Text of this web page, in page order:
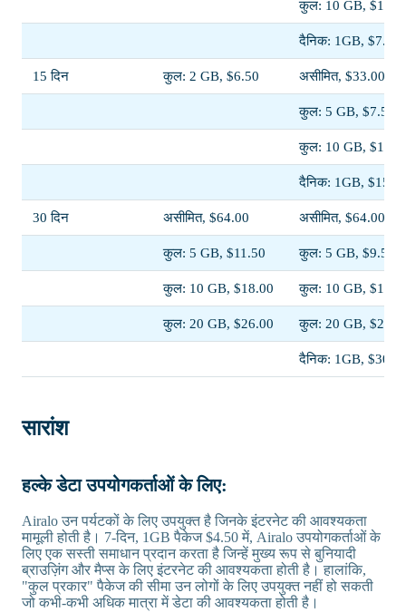
कुल: 10 GB,
दैनिक: 1GB, $7.00
15 दिन कुल: 2 GB, $6.50 असीमित, $33.00
कुल: 5 GB, $7.50
कुल: 10 GB,
दैनिक: 1GB,
30 दिन असीमित, $64.00 असीमित, $64.00
कुल: 5 GB, $11.50 कुल: 5 GB, $9.50
कुल: 10 GB, $18.00 कुल: 10 GB,
कुल: 20 GB, $26.00 कुल: 20 GB,
दैनिक: 1GB,
सारांश
हल्के डेटा उपयोगकर्ताओं के लिए:
Airalo उन पर्यटकों के लिए उपयुक्त है जिनके इंटरनेट की आवश्यकता
मामूली होती है। 7-दिन, 1GB पैकेज $4.50 में, Airalo उपयोगकर्ताओं के
लिए एक सस्ती समाधान प्रदान करता है जिन्हें मुख्य रूप से बुनियादी
ब्राउज़िंग और मैप्स के लिए इंटरनेट की आवश्यकता होती है। हालांकि,
"कुल प्रकार" पैकेज की सीमा उन लोगों के लिए उपयुक्त नहीं हो सकती
जो कभी-कभी अधिक मात्रा में डेटा की आवश्यकता होती है।